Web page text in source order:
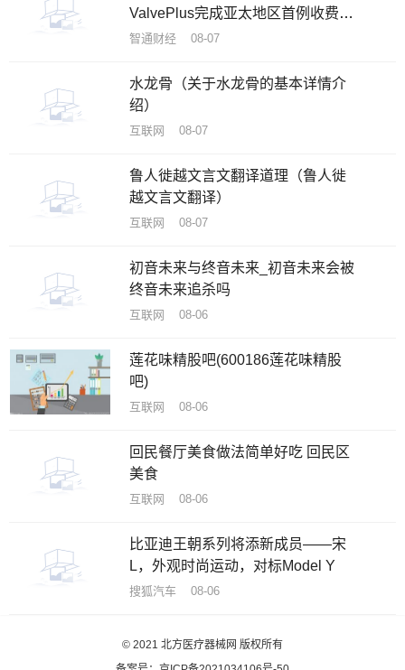
ValvePlus完成亚太地区首例收费同
情救治使用
智通财经 08-07
水龙骨（关于水龙骨的基本详情介
绍）
互联网 08-07
鲁人徙越文言文翻译道理（鲁人徙
越文言文翻译）
互联网 08-07
初音未来与终音未来_初音未来会被
终音未来追杀吗
互联网 08-06
莲花味精股吧(600186莲花味精股
吧)
互联网 08-06
回民餐厅美食做法简单好吃 回民区
美食
互联网 08-06
比亚迪王朝系列将添新成员——宋
L，外观时尚运动，对标Model Y
搜狐汽车 08-06
© 2021 北方医疗器械网 版权所有